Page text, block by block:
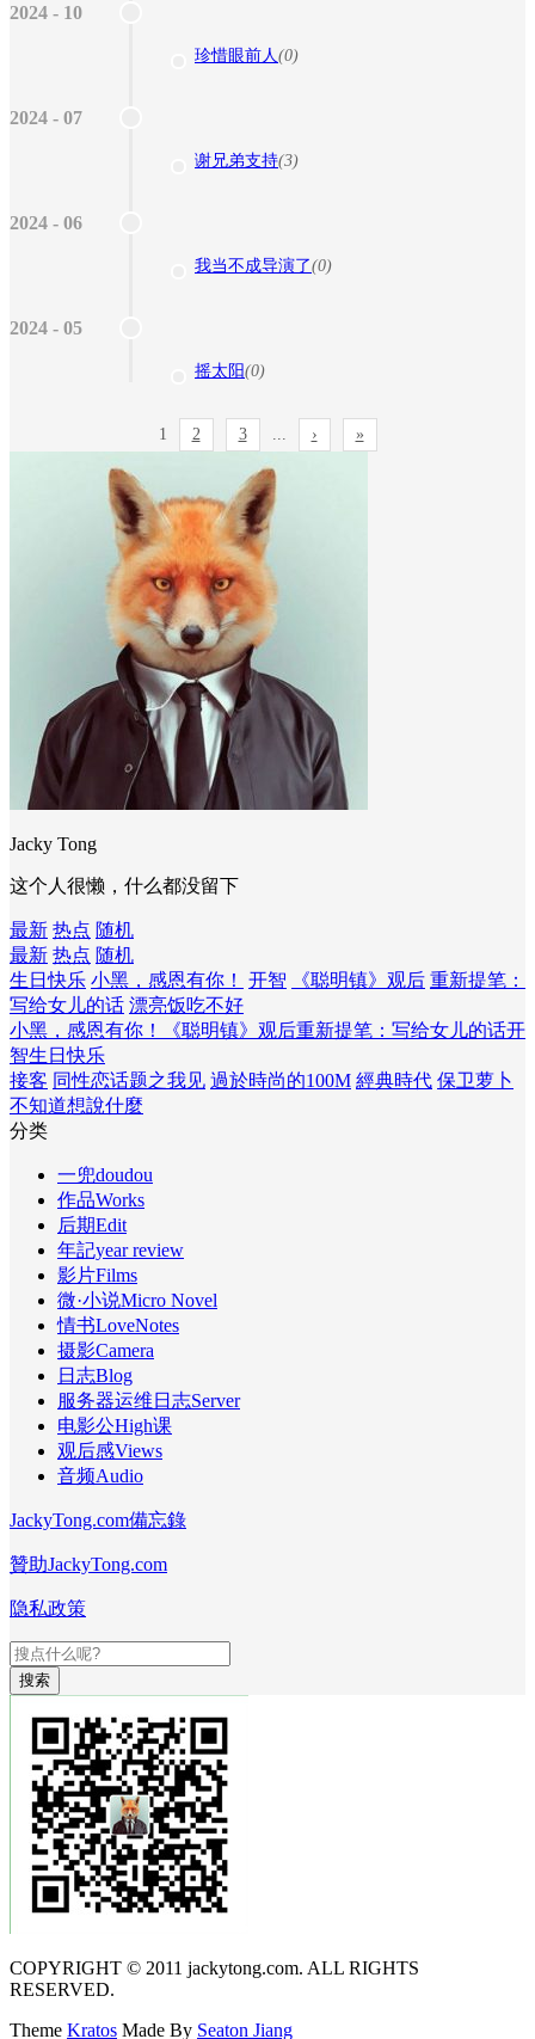
2024 - 10
珍惜眼前人 (0)
2024 - 07
谢兄弟支持(3)
2024 - 06
我当不成导演了(0)
2024 - 05
摇太阳(0)
1 2 3 › »
Jacky Tong
这个人很懒，什么都没留下
最新 热点 随机
最新 热点 随机
生日快乐 小黑，感恩有你！ 开智 《聪明镇》观后 重新提笔：
写给女儿的话 漂亮饭吃不好
小黑，感恩有你！
《聪明镇》观后重新提笔：写给女儿的话开
智生日快乐
接客 同性恋话题之我见 過於時尚的100M 經典時代 保卫萝卜
不知道想說什麼
分类
一兜doudou
作品Works
后期Edit
年記year review
影片Films
微·小说Micro Novel
情书LoveNotes
摄影Camera
日志Blog
服务器运维日志Server
电影公High课
观后感Views
音频Audio
JackyTong.com備忘錄
贊助JackyTong.com
隐私政策
搜索
COPYRIGHT © 2011 jackytong.com. ALL RIGHTS
RESERVED.
Theme Kratos Made By Seaton Jiang